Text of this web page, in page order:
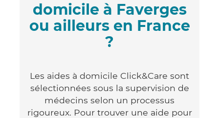
domicile à Faverges
ou ailleurs en France
?
Les aides à domicile Click&Care sont
sélectionnées sous la supervision de
médecins selon un processus
rigoureux. Pour trouver une aide pour